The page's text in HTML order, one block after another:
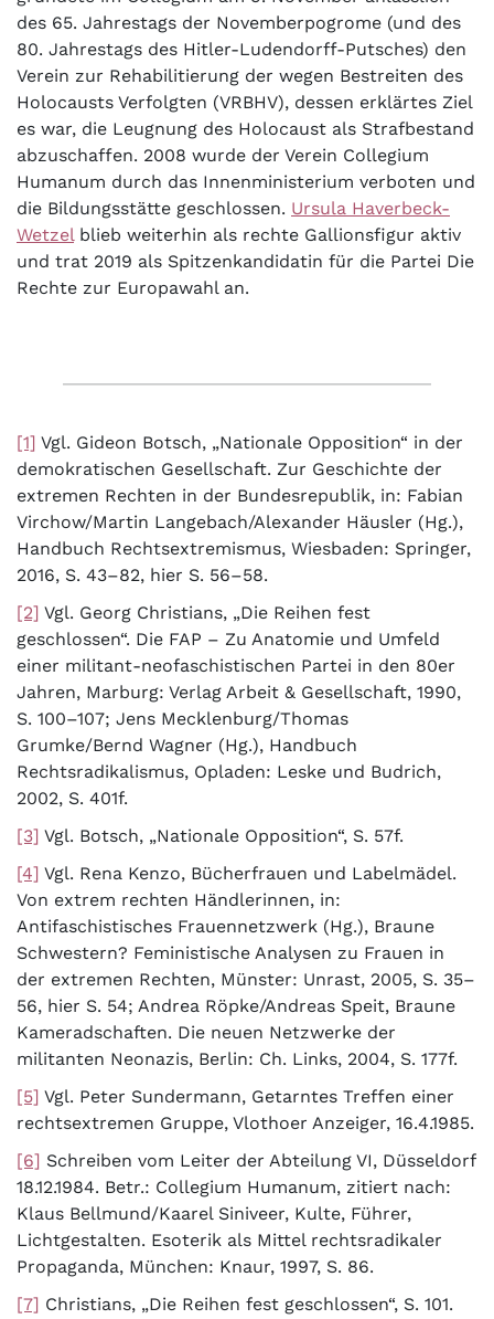
des 65. Jahrestags der Novemberpogrome (und des
80. Jahrestags des Hitler-Ludendorff-Putsches) den
Verein zur Rehabilitierung der wegen Bestreiten des
Holocausts Verfolgten (VRBHV), dessen erklärtes Ziel
es war, die Leugnung des Holocaust als Strafbestand
abzuschaffen. 2008 wurde der Verein Collegium
Humanum durch das Innenministerium verboten und
die Bildungsstätte geschlossen. Ursula Haverbeck-
Wetzelblieb weiterhin als rechte Gallionsfigur aktiv
und trat 2019 als Spitzenkandidatin für die Partei Die
Rechte zur Europawahl an.
[1] Vgl. Gideon Botsch, „Nationale Opposition“ in der
demokratischen Gesellschaft. Zur Geschichte der
extremen Rechten in der Bundesrepublik, in: Fabian
Virchow/Martin Langebach/Alexander Häusler (Hg.),
Handbuch Rechtsextremismus, Wiesbaden: Springer,
2016, S. 43–82, hier S. 56–58.
[2] Vgl. Georg Christians, „Die Reihen fest
geschlossen“. Die FAP – Zu Anatomie und Umfeld
einer militant-neofaschistischen Partei in den 80er
Jahren, Marburg: Verlag Arbeit & Gesellschaft, 1990,
S. 100–107; Jens Mecklenburg/Thomas
Grumke/Bernd Wagner (Hg.), Handbuch
Rechtsradikalismus, Opladen: Leske und Budrich,
2002, S. 401f.
[3] Vgl. Botsch, „Nationale Opposition“, S. 57f.
[4] Vgl. Rena Kenzo, Bücherfrauen und Labelmädel.
Von extrem rechten Händlerinnen, in:
Antifaschistisches Frauennetzwerk (Hg.), Braune
Schwestern? Feministische Analysen zu Frauen in
der extremen Rechten, Münster: Unrast, 2005, S. 35–
56, hier S. 54; Andrea Röpke/Andreas Speit, Braune
Kameradschaften. Die neuen Netzwerke der
militanten Neonazis, Berlin: Ch. Links, 2004, S. 177f.
[5] Vgl. Peter Sundermann, Getarntes Treffen einer
rechtsextremen Gruppe, Vlothoer Anzeiger, 16.4.1985.
[6] Schreiben vom Leiter der Abteilung VI, Düsseldorf
18.12.1984. Betr.: Collegium Humanum, zitiert nach:
Klaus Bellmund/Kaarel Siniveer, Kulte, Führer,
Lichtgestalten. Esoterik als Mittel rechtsradikaler
Propaganda, München: Knaur, 1997, S. 86.
[7] Christians, „Die Reihen fest geschlossen“, S. 101.